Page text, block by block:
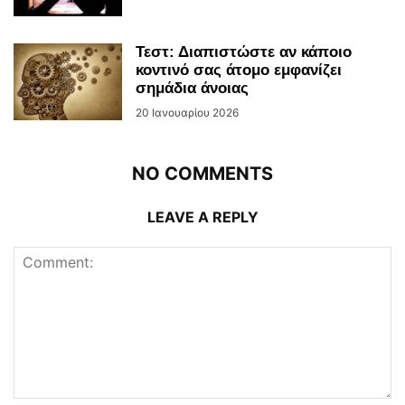
Τεστ: Διαπιστώστε αν κάποιο
κοντινό σας άτομο εμφανίζει
σημάδια άνοιας
20 Ιανουαρίου 2026
NO COMMENTS
LEAVE A REPLY